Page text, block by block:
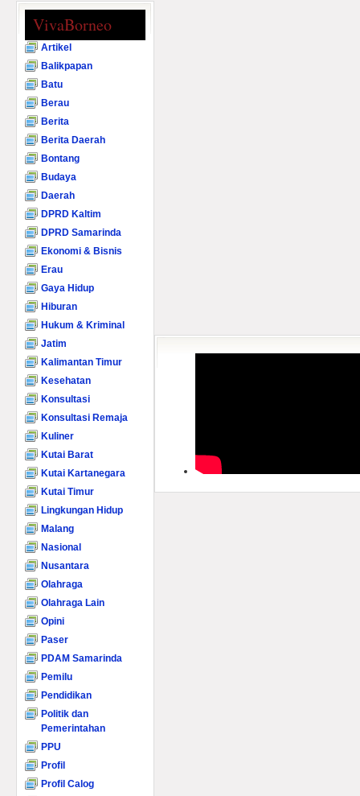
VivaBorneo
Artikel
Balikpapan
Batu
Berau
Berita
Berita Daerah
Bontang
Budaya
Daerah
DPRD Kaltim
DPRD Samarinda
Ekonomi & Bisnis
Erau
Gaya Hidup
Hiburan
Hukum & Kriminal
Jatim
Kalimantan Timur
Kesehatan
Konsultasi
Konsultasi Remaja
Kuliner
Kutai Barat
Kutai Kartanegara
Kutai Timur
Lingkungan Hidup
Malang
Nasional
Nusantara
Olahraga
Olahraga Lain
Opini
Paser
PDAM Samarinda
Pemilu
Pendidikan
Politik dan
Pemerintahan
PPU
Profil
Profil Calog